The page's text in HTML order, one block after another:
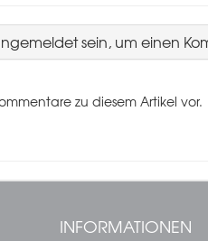
sein, um einen
zu diesem Artikel vor.
INFORMATIONEN